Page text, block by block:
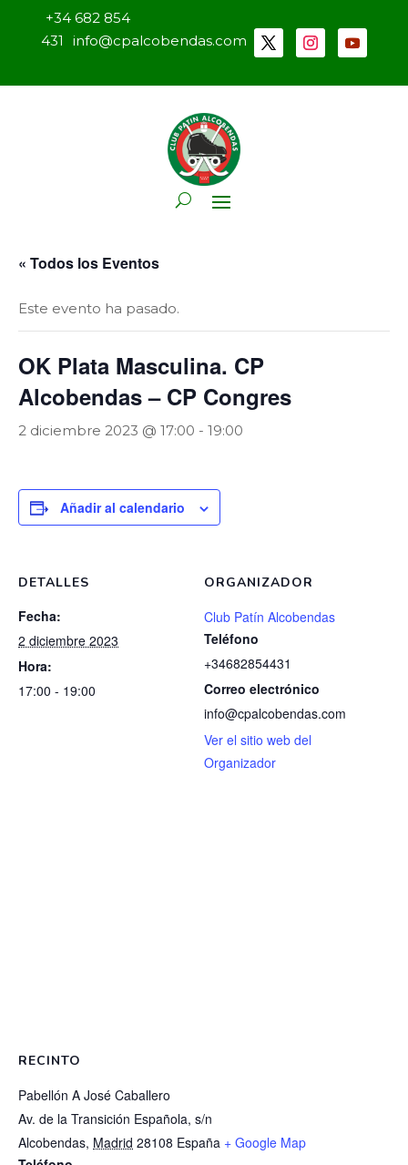
+34 682 854
431
info@cpalcobendas.com
« Todos los Eventos
Este evento ha pasado.
OK Plata Masculina. CP
Alcobendas – CP Congres
2 diciembre 2023 @ 17:00 - 19:00
Añadir al calendario
DETALLES
Fecha:
2 diciembre 2023
Hora:
17:00 - 19:00
ORGANIZADOR
Club Patín Alcobendas
Teléfono
+34682854431
Correo electrónico
info@cpalcobendas.com
Ver el sitio web del
Organizador
RECINTO
Pabellón A José Caballero
Av. de la Transición Española, s/n
Alcobendas, Madrid 28108 España + Google Map